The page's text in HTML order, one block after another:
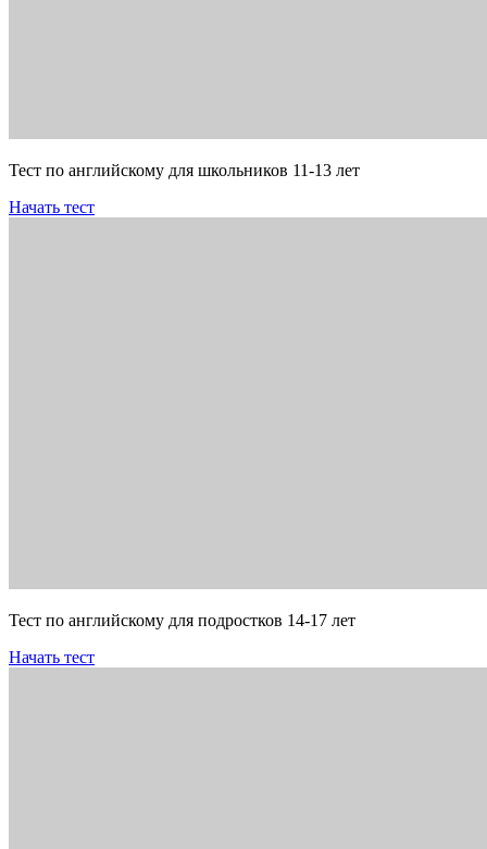
Тест по английскому для школьников 11-13 лет
Начать тест
Тест по английскому для подростков 14-17 лет
Начать тест